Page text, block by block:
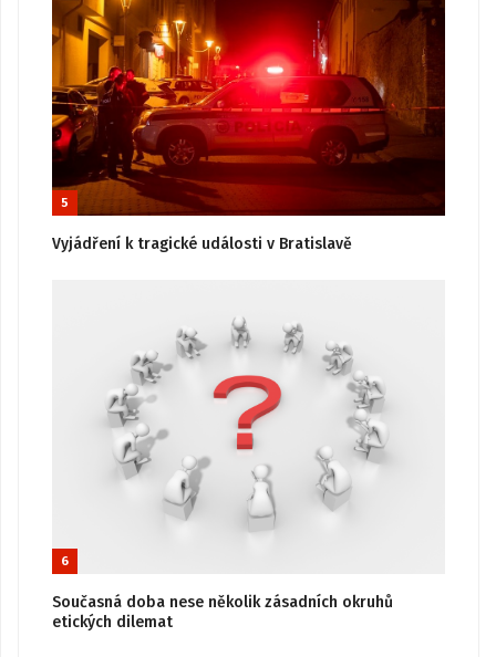
5
Vyjádření k tragické události v Bratislavě
6
Současná doba nese několik zásadních okruhů
etických dilemat